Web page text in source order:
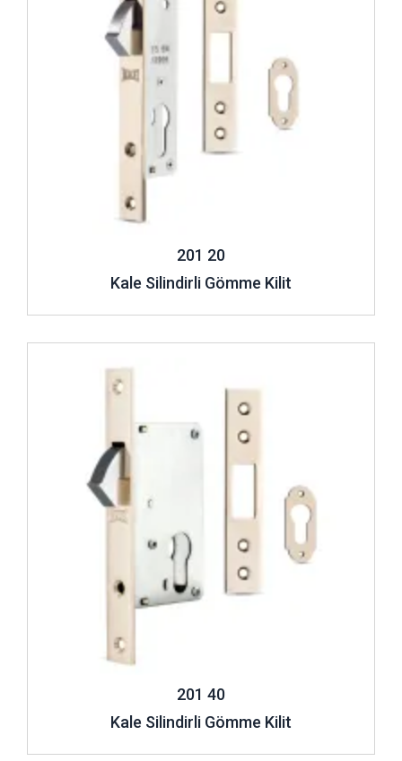
201 20
Kale Silindirli Gömme Kilit
201 40
Kale Silindirli Gömme Kilit